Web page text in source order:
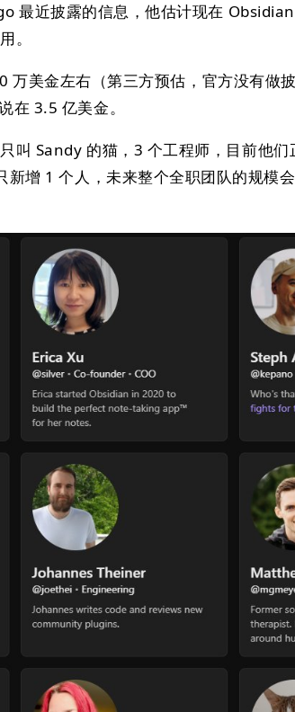
最近披露的信息，他估计现在
。
万美金左右（第三方预估，官方没有做
在 3.5 亿美金。
叫 Sandy 的猫，3 个工程师，目前他
新增 1 个人，未来整个全职团队的规模